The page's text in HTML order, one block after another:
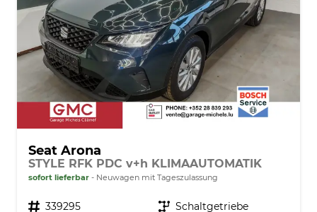
Seat Arona
STYLE RFK PDC v+h KLIMAAUTOMATIK
sofort lieferbar Neuwagen mit Tageszulassung
Fahrzeugnr. 339295 Getriebe Schaltgetriebe